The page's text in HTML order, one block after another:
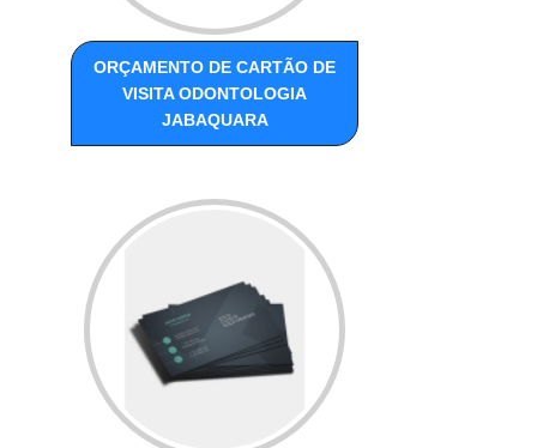
ORÇAMENTO DE CARTÃO DE
VISITA ODONTOLOGIA
JABAQUARA